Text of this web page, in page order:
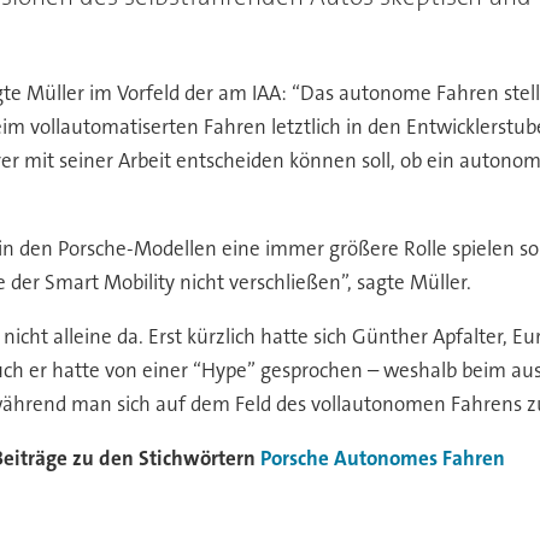
Müller im Vorfeld der am IAA: “Das autonome Fahren
vollautomatiserten Fahren letztlich in den
mit seiner Arbeit entscheiden können soll, ob ein
den Porsche-Modellen eine immer größere Rolle spielen
Smart Mobility nicht verschließen”, sagte Müller.
alleine da. Erst kürzlich hatte sich Günther Apfalter,
er hatte von einer “Hype” gesprochen – weshalb beim
man sich auf dem Feld des vollautonomen Fahrens
zu den Stichwörtern Porsche Autonomes Fahren